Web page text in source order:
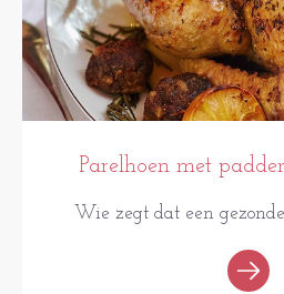
Parelhoen met
Wie zegt dat een